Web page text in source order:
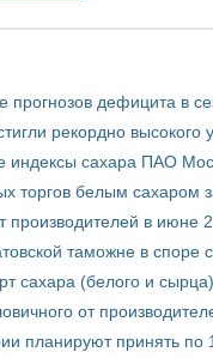
дефицита в
рекордно высокого
сахара ПАО
торгов белым сахаром
производителей в июне
таможне в
сахара (белого и
от
планируют принять по